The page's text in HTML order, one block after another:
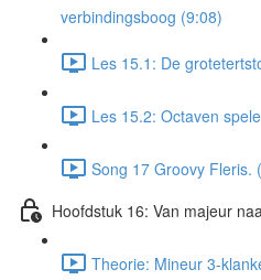
verbindingsboog (9:08)
Les 15.1: De
Les 15.2: Octaven
Song 17 Groovy Fleris.
Hoofdstuk 16: Van majeur
Theorie: Mineur 3-